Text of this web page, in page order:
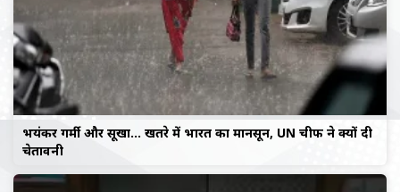
भयंकर गर्मी और सूखा… खतरे में भारत का मानसून, UN चीफ ने क्यों दी
चेतावनी